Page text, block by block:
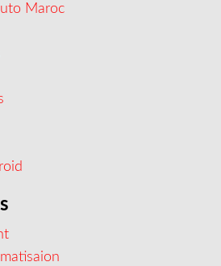
Maroc